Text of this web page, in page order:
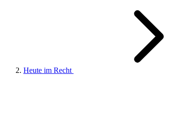
Heute im Recht